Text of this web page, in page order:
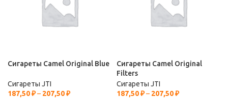
Сигареты Camel Original Blue
Сигареты JTI
187,50₽– 207,50₽
Сигареты Camel Original
Filters
Сигареты JTI
187,50₽– 207,50₽